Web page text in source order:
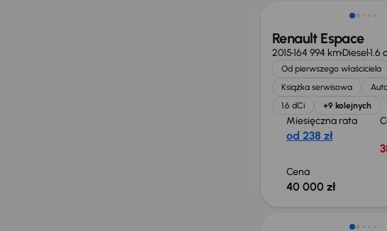
Renault Espace
2015164 994 kmDiesel1.6
Od pierwszego właściciela
Książka serwisowa
1.6 dCi
+9 kolejnych
Miesięczna rata
od 238 zł
Cena
40 000 zł